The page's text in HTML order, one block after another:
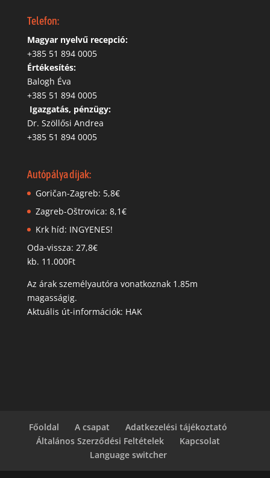
Telefon:
Magyar nyelvű recepció:
‭+385 51 894 0005
Értékesítés:
Balogh Éva
+385 51 894 0005
Igazgatás, pénzügy:
Dr. Szöllősi Andrea
+385 51 894 0005
Autópálya díjak:
Goričan-Zagreb: 5,8€
Zagreb-Oštrovica: 8,1€
Krk híd: INGYENES!
Oda-vissza: 27,8€
kb. 11.000Ft
Az árak személyautóra vonatkoznak 1.85m
magasságig.
Aktuális út-információk: HAK
Főoldal A csapat
Adatkezelési tájékoztató
Általános Szerződési Feltételek
Kapcsolat
Language switcher